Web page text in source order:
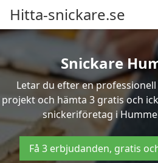
Hitta-snickare.se
Snickare
Letar du efter en
projekt och hämta 3 gratis och
snickeriföretag i
Få 3 erbjudanden, gratis